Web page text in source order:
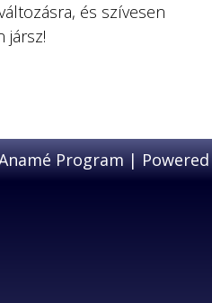
és szívesen